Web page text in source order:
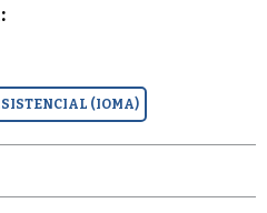
(IOMA)